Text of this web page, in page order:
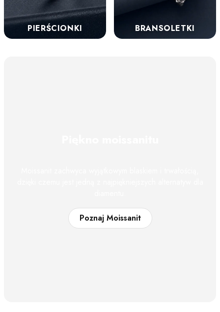
PIERŚCIONKI BRANSOLETKI
Poznaj Moissanit